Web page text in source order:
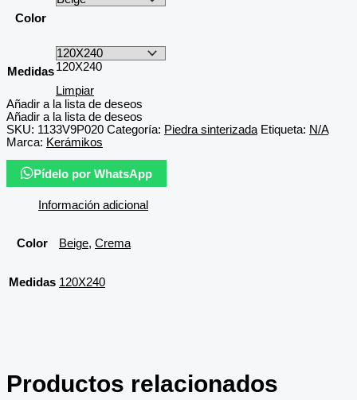
Color
Medidas120X240
Limpiar
Añadir a la lista de deseos
Añadir a la lista de deseos
SKU: 1133V9P020 Categoría: Piedra sinterizada Etiqueta: N/A
Marca: Kerámikos
Pídelo por WhatsApp
Información adicional
Color Beige, Crema
Medidas 120X240
Productos relacionados